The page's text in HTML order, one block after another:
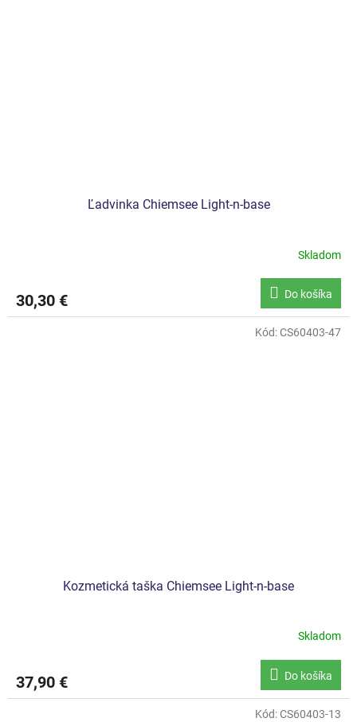
Ľadvinka Chiemsee Light-n-base
Skladom
30,30 € Do košíka
Kozmetická taška Chiemsee Light-n-base
Skladom
37,90 € Do košíka
Kód:CS60403-47
Kód:CS60403-13